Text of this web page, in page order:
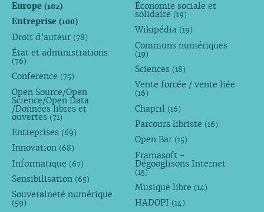
Europe (102)
Entreprise (100)
Droit d’auteur (78)
État et administrations
(76)
Conference (75)
Open Source/Open
Science/Open Data
/Données libres et
ouvertes (71)
Entreprises (69)
Innovation (68)
Informatique (67)
Sensibilisation (65)
Souveraineté numérique
(59)
Économie sociale et
solidaire (19)
Wikipédia (19)
Communs numériques
(19)
Sciences (18)
Vente forcée / vente liée
(16)
Chapril (16)
Parcours libriste (16)
Open Bar (15)
Framasoft -
Dégooglisons Internet
(15)
Musique libre (14)
HADOPI (14)